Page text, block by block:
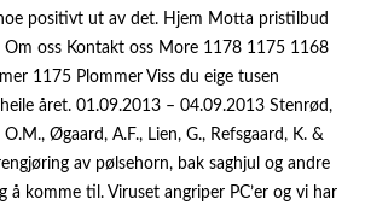
positivt ut av det. Hjem Motta pristilbud
Om oss Kontakt oss More 1178 1175 1168
1175 Plommer Viss du eige tusen
året. 01.09.2013 – 04.09.2013 Stenrød,
O.M., Øgaard, A.F., Lien, G., Refsgaard, K. &
av pølsehorn, bak saghjul og andre
å komme til. Viruset angriper PC’er og vi har